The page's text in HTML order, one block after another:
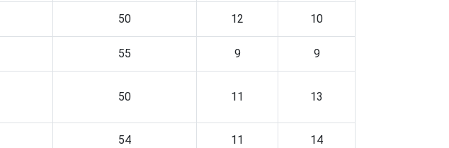
50 12 10
55 9 9
50 11 13
54 11 14